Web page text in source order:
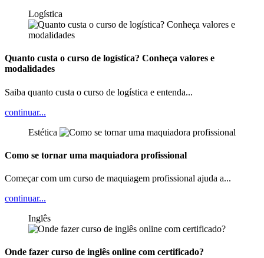
Logística
Quanto custa o curso de logística? Conheça valores e
modalidades
Saiba quanto custa o curso de logística e entenda...
continuar...
Estética
Como se tornar uma maquiadora profissional
Começar com um curso de maquiagem profissional ajuda a...
continuar...
Inglês
Onde fazer curso de inglês online com certificado?